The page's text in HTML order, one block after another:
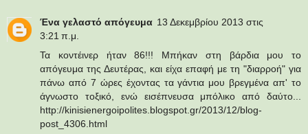
Ένα γελαστό απόγευμα 13 Δεκεμβρίου 2013 στις
3:21 π.μ.
Τα κοντέινερ ήταν 86!!! Μπήκαν στη βάρδια μου το
απόγευμα της Δευτέρας, και είχα επαφή με τη "διαρροή" για
πάνω από 7 ώρες έχοντας τα γάντια μου βρεγμένα απ' το
άγνωστο τοξικό, ενώ εισέπνευσα μπόλικο από δαύτο...
http://kinisienergoipolites.blogspot.gr/2013/12/blog-
post_4306.html